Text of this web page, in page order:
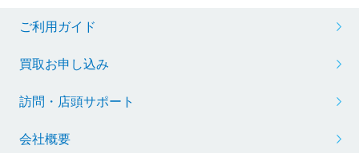
ご利用ガイド
買取お申し込み
訪問・店頭サポート
会社概要